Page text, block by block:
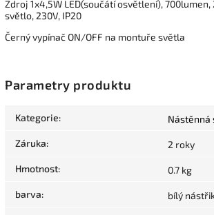
Zdroj 1x4,5W LED(součátí osvětlení),
světlo, 230V, IP20
Černý vypínač ON/OFF na montuře světla
Parametry produktu
Kategorie: Nástěnná
Záruka: 2 roky
Hmotnost: 0.7 kg
barva: bílý